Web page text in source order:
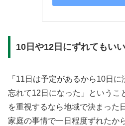
10日や12日にずれてもい
「11日は予定があるから10日
忘れて12日になった」というこ
を重視するなら地域で決まった
家庭の事情で一日程度ずれたか